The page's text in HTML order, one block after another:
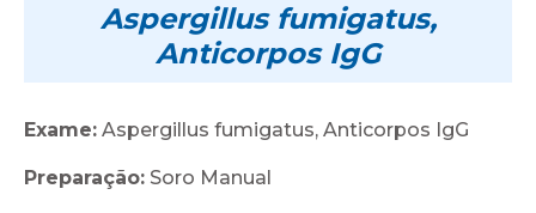
Aspergillus fumigatus,
Anticorpos IgG
Exame: Aspergillus fumigatus, Anticorpos IgG
Preparação: Soro Manual